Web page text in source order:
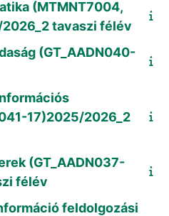
(MTMNT7004,
tavaszi félév
(GT_AADN040-
17)2025/2026_2
(GT_AADN037-
félév
feldolgozási